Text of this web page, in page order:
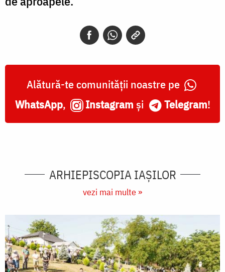
Alătură-te comunității noastre pe
WhatsApp, Instagram și Telegram!
ARHIEPISCOPIA IAŞILOR
vezi mai multe »